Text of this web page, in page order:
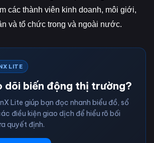
các thành viên kinh doanh, môi giới,
và tổ chức trong và ngoài nước.
LITE
dõi biến động thị trường?
Lite giúp bạn đọc nhanh biểu đồ, sổ
điều kiện giao dịch để hiểu rõ bối
quyết định.